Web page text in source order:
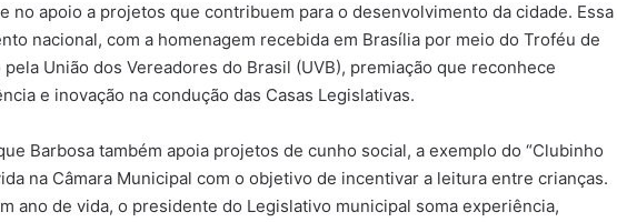
no apoio a projetos que contribuem para o desenvolvimento da cidade. Essa
nacional, com a homenagem recebida em Brasília por meio do Troféu de
União dos Vereadores do Brasil (UVB), premiação que reconhece
e inovação na condução das Casas Legislativas.
Barbosa também apoia projetos de cunho social, a exemplo do “Clubinho
na Câmara Municipal com o objetivo de incentivar a leitura entre crianças.
ano de vida, o presidente do Legislativo municipal soma experiência,